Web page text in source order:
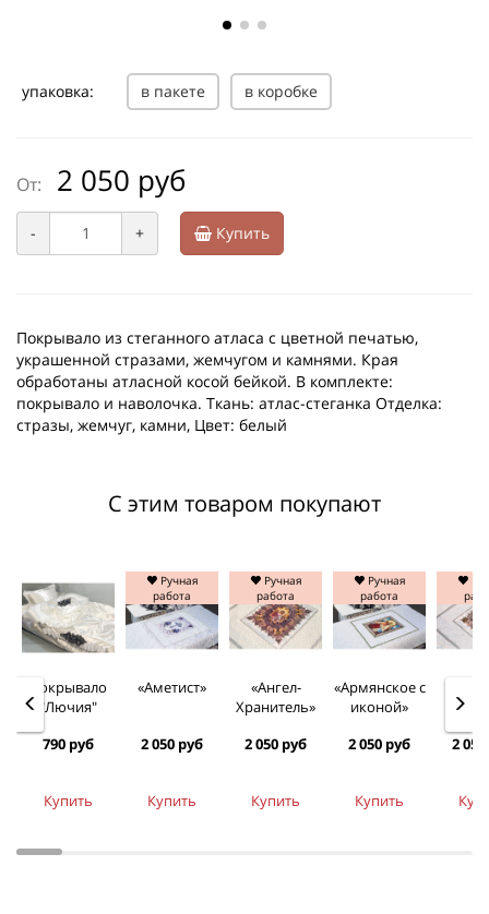
упаковка: в пакете в коробке
От: 2 050 руб
- + Купить
Покрывало из стеганного атласа с цветной печатью,
украшенной стразами, жемчугом и камнями. Края
обработаны атласной косой бейкой. В комплекте:
покрывало и наволочка. Ткань: атлас-стеганка Отделка:
стразы, жемчуг, камни, Цвет: белый
С этим товаром покупают
Покрывало
"Лючия"
790 руб
Купить
Ручная
работа
«Аметист»
2 050 руб
Купить
Ручная
работа
«Ангел-
Хранитель»
2 050 руб
Купить
Ручная
работа
«Армянское с
иконой»
2 050 руб
Купить
2